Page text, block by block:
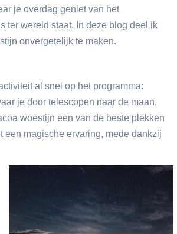
je overdag geniet van het
ter wereld staat. In deze blog deel ik
onvergetelijk te maken.
al snel op het programma:
je door telescopen naar de maan,
woestijn een van de beste plekken
een magische ervaring, mede dankzij